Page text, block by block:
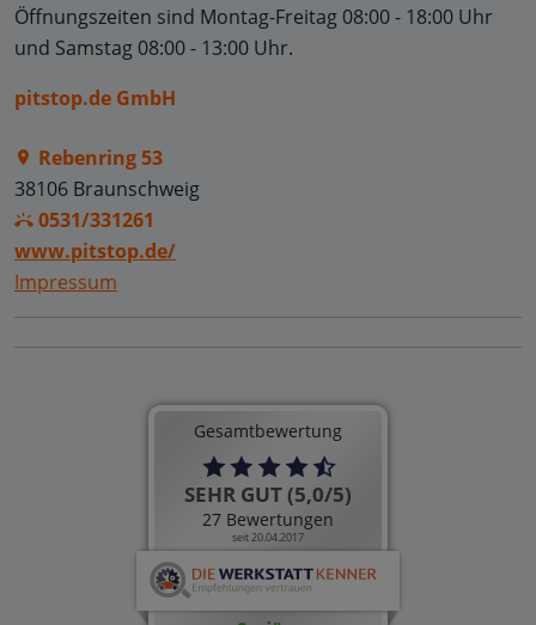
Öffnungszeiten sind Montag-Freitag 08:00 - 18:00 Uhr
und Samstag 08:00 - 13:00 Uhr.
pitstop.de GmbH
Rebenring 53
38106 Braunschweig
0531/331261
www.pitstop.de/
Impressum
Gesamtbewertung
SEHR GUT (5,0/5)
27 Bewertungen
seit 20.04.2017